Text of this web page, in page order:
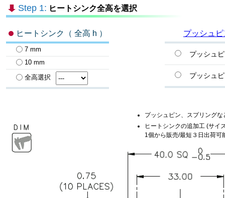
Step 1: ヒートシンク全高を選択
ヒートシンク（ 全高 h ）
7 mm
10 mm
全高選択
プッシュピ
プッシュ
プッシュ
プッシュピン、スプリング
ヒートシンクの追加工 (サイ
1個から販売/最短３日出荷可